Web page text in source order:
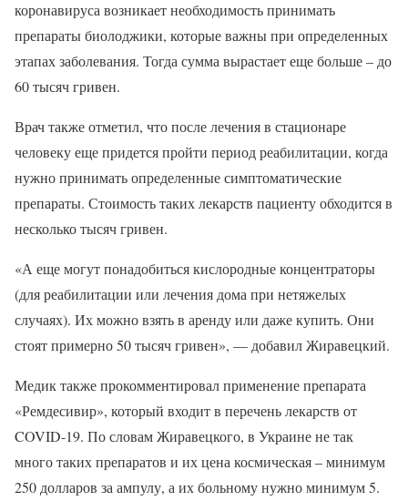
коронавируса возникает необходимость принимать
препараты биолоджики, которые важны при определенных
этапах заболевания. Тогда сумма вырастает еще больше – до
60 тысяч гривен.
Врач также отметил, что после лечения в стационаре
человеку еще придется пройти период реабилитации, когда
нужно принимать определенные симптоматические
препараты. Стоимость таких лекарств пациенту обходится в
несколько тысяч гривен.
«А еще могут понадобиться кислородные концентраторы
(для реабилитации или лечения дома при нетяжелых
случаях). Их можно взять в аренду или даже купить. Они
стоят примерно 50 тысяч гривен», — добавил Жиравецкий.
Медик также прокомментировал применение препарата
«Ремдесивир», который входит в перечень лекарств от
COVID-19. По словам Жиравецкого, в Украине не так
много таких препаратов и их цена космическая – минимум
250 долларов за ампулу, а их больному нужно минимум 5.